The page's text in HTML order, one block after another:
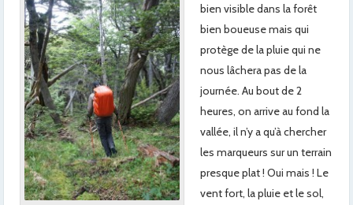
bien visible dans la forêt
bien boueuse mais qui
protège de la pluie qui ne
nous lâchera pas de la
journée. Au bout de 2
heures, on arrive au fond la
vallée, il n’y a qu’à chercher
les marqueurs sur un terrain
presque plat ! Oui mais ! Le
vent fort, la pluie et le sol,